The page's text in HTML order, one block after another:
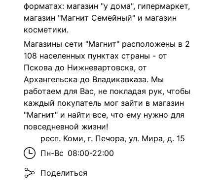
форматах: магазин "у дома", гипермаркет,
магазин "Магнит Семейный" и магазин
косметики.
Магазины сети "Магнит" расположены в 2
108 населенных пунктах страны - от
Пскова до Нижневартовска, от
Архангельска до Владикавказа. Мы
работаем для Вас, не покладая рук, чтобы
каждый покупатель мог зайти в магазин
"Магнит" и найти все, что ему нужно для
повседневной жизни!
респ. Коми, г. Печора, ул. Мира, д. 15
Пн-Вс 08:00-22:00
Поделиться